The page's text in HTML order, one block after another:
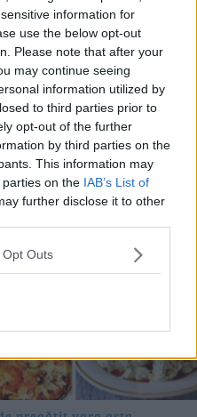
information for
use the below opt-out
Please note that after your
may continue seeing
information utilized by
to third parties prior to
opt-out of the further
by third parties on the
This information may
on the IAB’s List of
further disclose it to other
Outs
fără prelucrare termică